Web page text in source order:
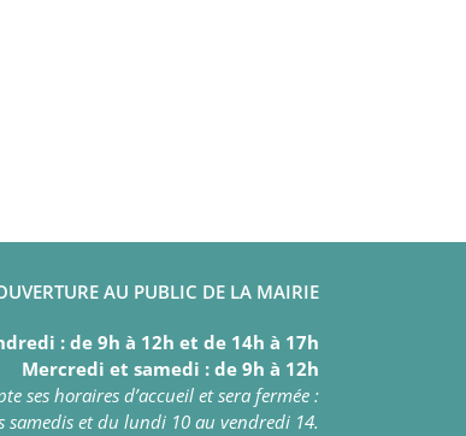
AU PUBLIC DE LA MAIRIE
: de 9h à 12h et de 14h à 17h
Mercredi et samedi : de 9h à 12h
ses horaires d’accueil et sera fermée :
samedis et du lundi 10 au vendredi 14.